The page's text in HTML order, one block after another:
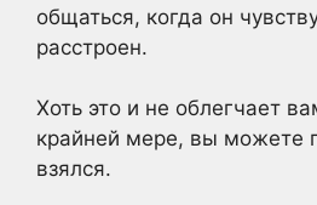
общаться, когда он
расстроен.
Хоть это и не облегчает
крайней мере, вы можете
взялся.